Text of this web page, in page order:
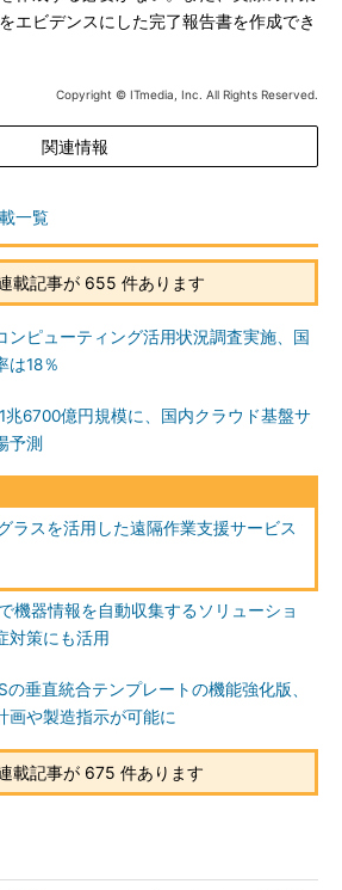
エビデンスにした完了報告書を作成でき
Copyright © ITmedia, Inc. All Rights Reserved.
関連情報
一覧
載記事が 655 件あります
ンピューティング活用状況調査実施、国
は18％
兆6700億円規模に、国内クラウド基盤サ
予測
ラスを活用した遠隔作業支援サービス
機器情報を自動収集するソリューショ
対策にも活用
の垂直統合テンプレートの機能強化版、
画や製造指示が可能に
載記事が 675 件あります